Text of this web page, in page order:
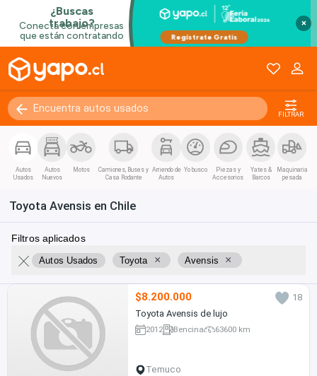
×
FILTRAR
Autos
Usados
Autos
Nuevos
Motos
Camiones, Buses y
Casa Rodante
Arriendo de
Autos
Yo busco
Piezas y
Accesorios
Yates &
Barcos
Maquinaria
pesada
Toyota Avensis en Chile
Filtros aplicados
Autos Usados Toyota × Avensis ×
$8.200.000
18
Toyota Avensis de lujo
2012 Bencina 63600 km
Temuco